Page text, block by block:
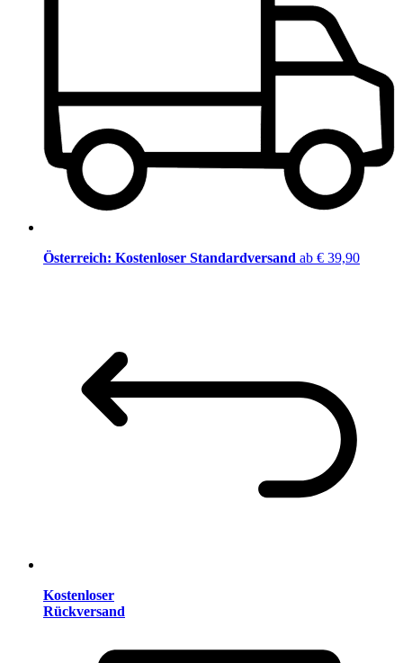
Österreich: Kostenloser Standardversand ab € 39,90
Kostenloser
Rückversand